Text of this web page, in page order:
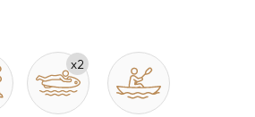
x2